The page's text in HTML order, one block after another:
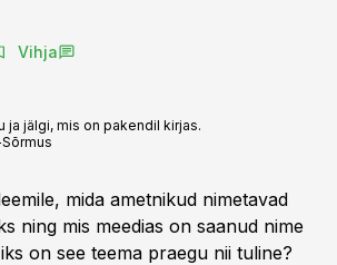
Vihja
ja jälgi, mis on pakendil kirjas.
mida ametnikud nimetavad
ning mis meedias on saanud nime
on see teema praegu nii tuline?